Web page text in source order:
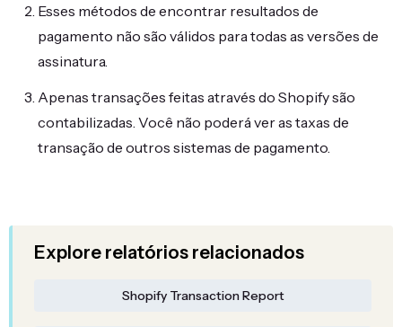
Esses métodos de encontrar resultados de
pagamento não são válidos para todas as versões de
assinatura.
Apenas transações feitas através do Shopify são
contabilizadas. Você não poderá ver as taxas de
transação de outros sistemas de pagamento.
Explore relatórios relacionados
Shopify Transaction Report